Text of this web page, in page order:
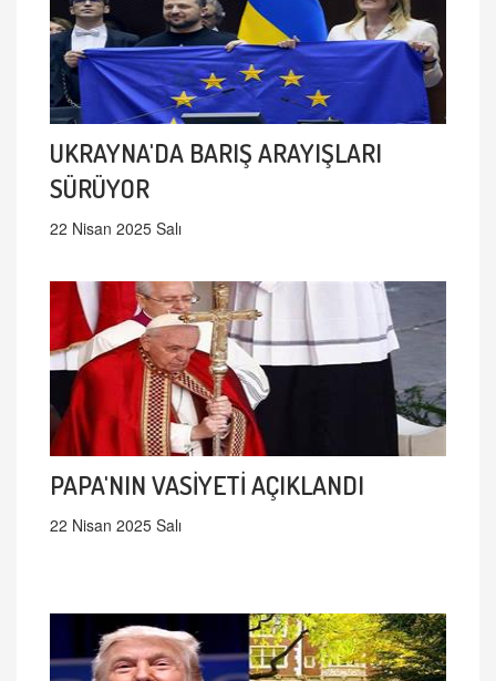
UKRAYNA'DA BARIŞ ARAYIŞLARI
SÜRÜYOR
22 Nisan 2025 Salı
PAPA'NIN VASİYETİ AÇIKLANDI
22 Nisan 2025 Salı